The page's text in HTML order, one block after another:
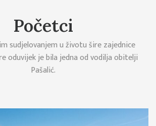
Početci
sudjelovanjem u životu šire zajednice
oduvijek je bila jedna od vodilja obitelji
Pašalić.